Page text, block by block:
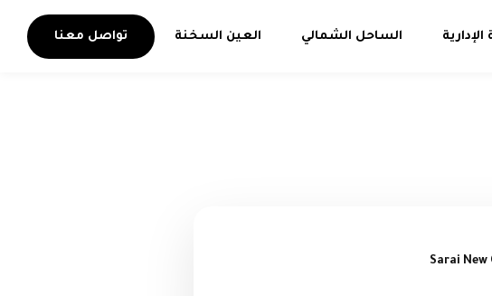
الساحل الشمالي العين السخنة تواصل معنا